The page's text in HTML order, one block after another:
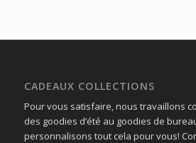
CADEAUX COLLECTIONS
Pour vous satisfaire, nous travaillons
des goodies d’été au goodies de
personnalisons tout cela pour vous!